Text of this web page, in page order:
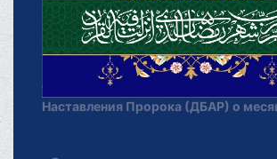
Наставления Пророка (ДБАР) о